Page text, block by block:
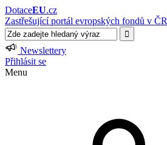
DotaceEU.cz
Zastřešující portál evropských fondů v ČR
Newslettery
Přihlásit se
Menu